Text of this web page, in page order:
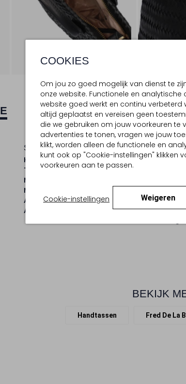
COOKIES
Om jou zo goed mogelijk van dienst te
onze website. Functionele en
website goed werkt en continu verbeterd
altijd geplaatst en vereisen geen
die we gebruiken om jouw voorkeuren te
advertenties te tonen, vragen we jouw
klikt, worden alleen de functionele en
kunt ook op "Cookie-instellingen" klikken
voorkeuren aan te passen.
Cookie-instellingen Weigeren
BEZORGEN &
SAMENSTELLING & PASVORM
Kleur: Zwart
Trends: Classic Tailoring
Materiaal buitenkant:
Materiaal binnenkant:
Afmetingen: 25 X 7 X 24
Afneembaar hengsel:
Nee
in
BEKIJK
Handtassen Fred De La